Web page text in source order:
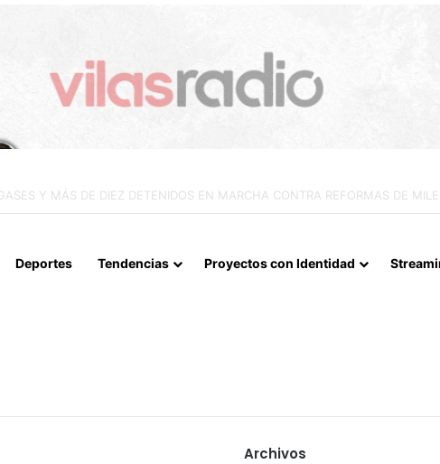
CONSULARES Y AVANZAN HACIA LA NORMALIZACIÓN DE VÍNCULOS
Deportes Tendencias Proyectos con Identidad
Archivos